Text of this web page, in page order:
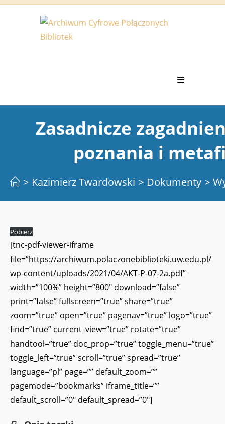
Koniec
Zasadnicze
poznania i
> Kazimierz Twardowski > Dokumenty >
Pobierz
[tnc-pdf-viewer-iframe
file=”https://archiwum.polaczonebiblioteki.uw.edu.pl/
wp-content/uploads/2021/04/AKT-P-07-2a.pdf”
width=”100%” height=”800″ download=”false”
print=”false” fullscreen=”true” share=”true”
zoom=”true” open=”true” pagenav=”true” logo=”true”
find=”true” current_view=”true” rotate=”true”
handtool=”true” doc_prop=”true” toggle_menu=”true”
toggle_left=”true” scroll=”true” spread=”true”
language=”pl” page=”” default_zoom=””
pagemode=”bookmarks” iframe_title=””
default_scroll=”0″ default_spread=”0″]